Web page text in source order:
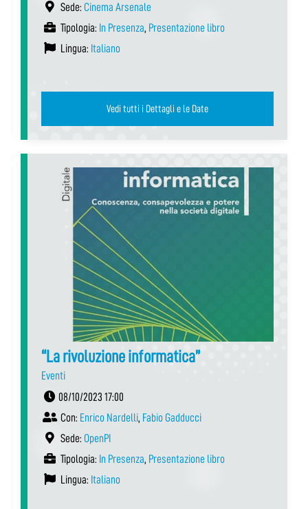
Sede: Cinema Arsenale
Tipologia: In Presenza, Presentazione libro
Lingua: Italiano
Vedi tutti i Dettagli e le Date
“La rivoluzione informatica”
Eventi
08/10/2023 17:00
Con: Enrico Nardelli, Fabio Gadducci
Sede: OpenPI
Tipologia: In Presenza, Presentazione libro
Lingua: Italiano